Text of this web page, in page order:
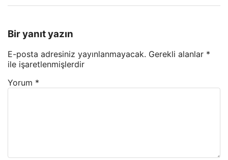
Bir yanıt yazın
E-posta adresiniz yayınlanmayacak. Gerekli alanlar *
ile işaretlenmişlerdir
Yorum *